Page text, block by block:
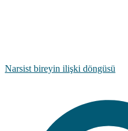
Narsist bireyin ilişki döngüsü